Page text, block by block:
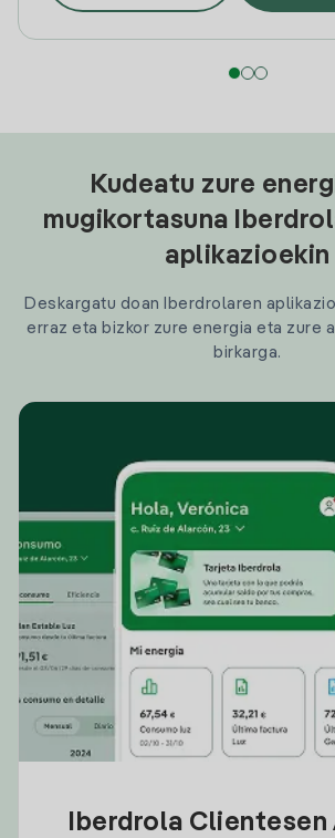
Kudeatu zure
mugikortasuna
aplikazioekin
Deskargatu doan Iberdrolaren
erraz eta bizkor zure energia eta zure
birkarga.
Iberdrola Clientesen